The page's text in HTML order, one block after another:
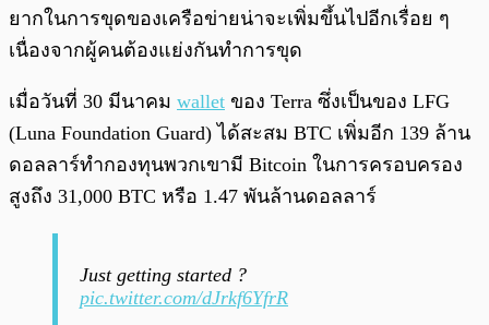
ยากในการขุดของเครือข่ายน่าจะเพิ่มขึ้นไปอีกเรื่อย ๆ
เนื่องจากผู้คนต้องแย่งกันทำการขุด
เมื่อวันที่ 30 มีนาคม wallet ของ Terra ซึ่งเป็นของ LFG
(Luna Foundation Guard) ได้สะสม BTC เพิ่มอีก 139 ล้าน
ดอลลาร์ทำกองทุนพวกเขามี Bitcoin ในการครอบครอง
สูงถึง 31,000 BTC หรือ 1.47 พันล้านดอลลาร์
Just getting started ?
pic.twitter.com/dJrkf6YfrR